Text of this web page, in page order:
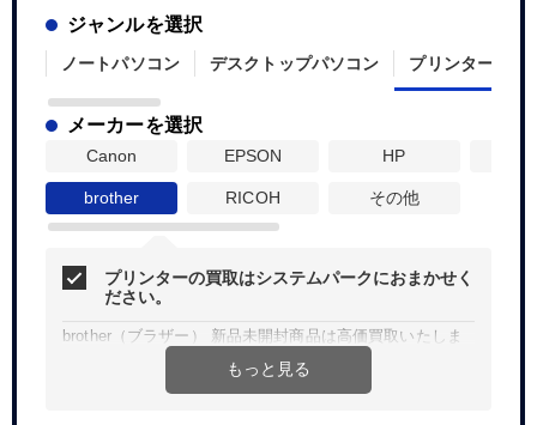
ジャンルを選択
ノートパソコン デスクトップパソコン プリンター
メーカーを選択
Canon EPSON HP
brother RICOH その他
プリンターの買取はシステムパークにおまかせく
ださい。
brother（ブラザー） 新品未開封商品は高価買取いたしま
もっと見る